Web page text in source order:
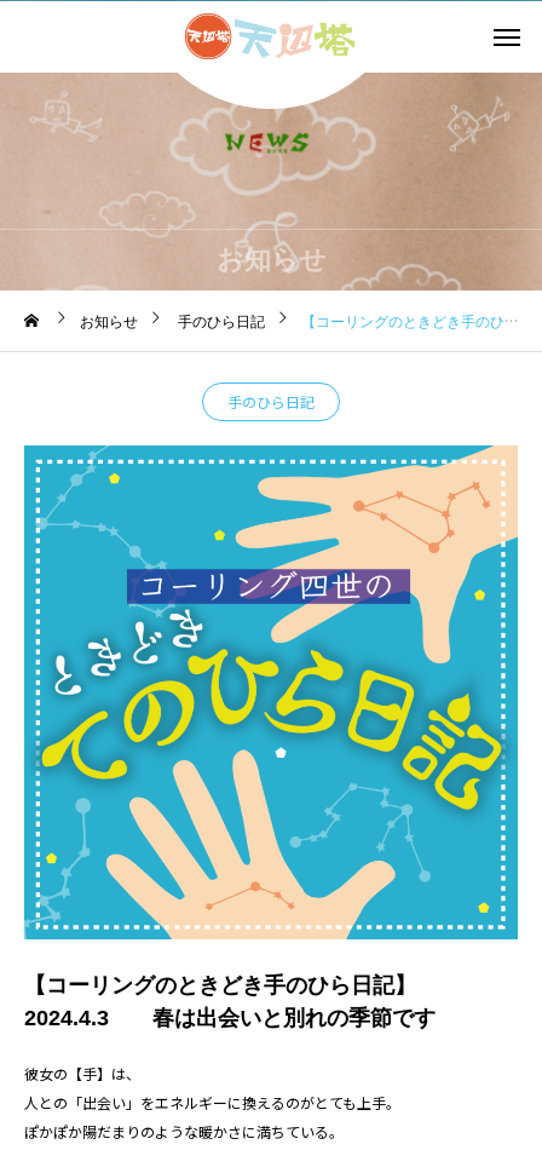
お知らせ
お知らせ 手のひら日記 【コーリングのときどき手のひら日記】2024.4.3 春は出会いと別れの季節です
手のひら日記
【コーリングのときどき手のひら日記】
2024.4.3 春は出会いと別れの季節です
彼女の【手】は、
人との「出会い」をエネルギーに換えるのがとても上手。
ぽかぽか陽だまりのような暖かさに満ちている。